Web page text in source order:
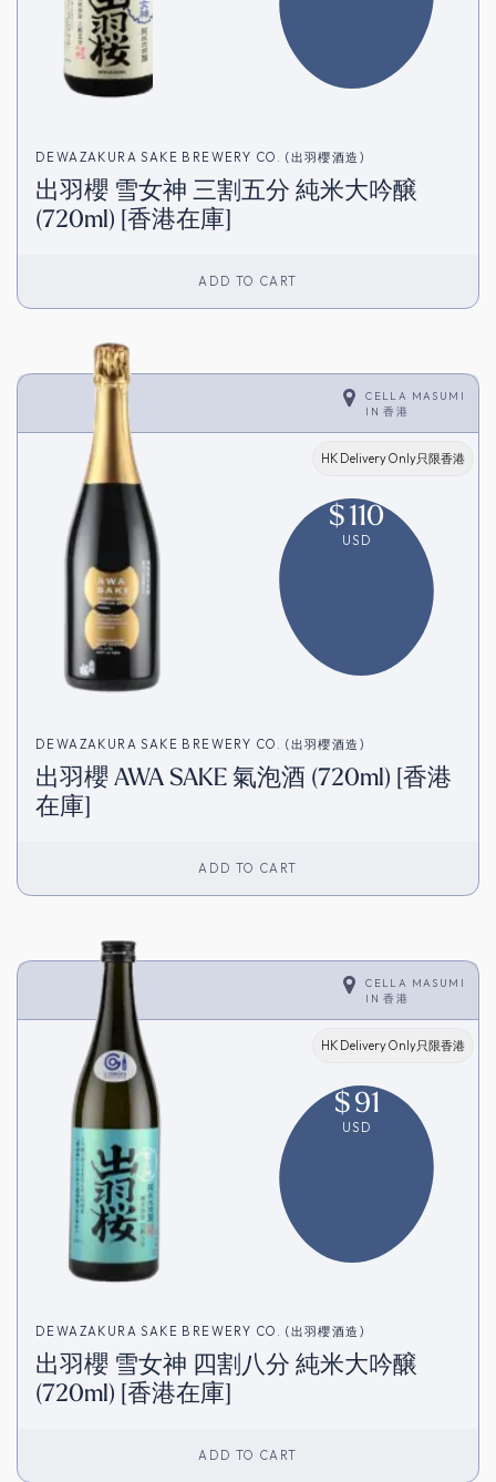
DEWAZAKURA SAKE BREWERY CO. (出羽櫻酒造)
出羽櫻 雪女神 三割五分 純米大吟醸
(720ml) [香港在庫]
ADD TO CART
CELLA MASUMI
IN香港
HK Delivery Only只限香港
$110
USD
DEWAZAKURA SAKE BREWERY CO. (出羽櫻酒造)
出羽櫻 AWA SAKE 氣泡酒 (720ml) [香港
在庫]
ADD TO CART
CELLA MASUMI
IN香港
HK Delivery Only只限香港
$91
USD
DEWAZAKURA SAKE BREWERY CO. (出羽櫻酒造)
出羽櫻 雪女神 四割八分 純米大吟醸
(720ml) [香港在庫]
ADD TO CART